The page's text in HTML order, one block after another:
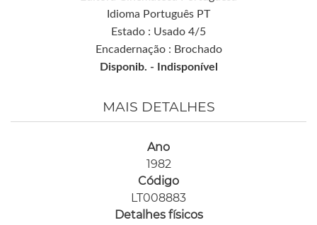
Idioma Português PT
Estado : Usado 4/5
Encadernação : Brochado
Disponib. -
Indisponível
MAIS DETALHES
Ano
1982
Código
LT008883
Detalhes físicos